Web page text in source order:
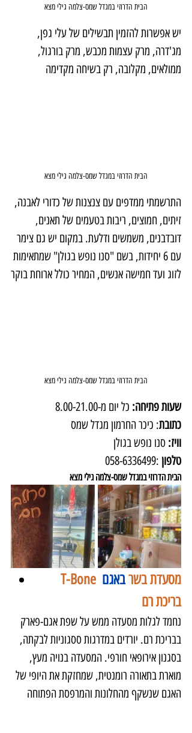
הבית הדרוזי במגדל שמס-צלמה גילי מצא
יש אפשרות להזמין תבשילים של עלי גפן,
מג'דרה, מרק עצמות מכבש, מרק בורגול,
ממולאים, מקלובה, רק בשיחה מקדימה
הבית הדרוזי במגדל שמס-צלמה גילי מצא
התרשמתי ממדפים עם צנצנות של כדורי לאבנה,
זיתים, חמוצים, ריבות בטעמים של תאנים,
דובדבנים, משמשים ודלעת. במקום יש גם צימר
עם 6 יחידות, בשם "סנו נופש בגולן" שמתאימות
לזוג ועד חמישה אנשים, המחיר כולל ארוחת בוקר
הבית הדרוזי במגדל שמס-צלמה גילי מצא
שעות פתיחה: כל יום מ-8.00-21.00
כתובת: כיכר החרמון מגדל שמס
וויז: סנו נופש בגולן
טלפון :058-6336499
הבית הדרוזי במגדל שמס-צלמה גילי מצא
T-Bone מסעדת בשר באגם
בריכת רם
נחמד לגלות מסעדה ממש על שפת אגם-פארק
בבריכת רם. יורדים במדרגות ססגוניות לבקתה,
בסגנון אירופאי חורפי. המסעדה בנויה מעץ,
מוארת בתאורה רומנטית, שמחזקת את היופי של
האגם שנשקף מהחלונות והמרפסת הפתוחה